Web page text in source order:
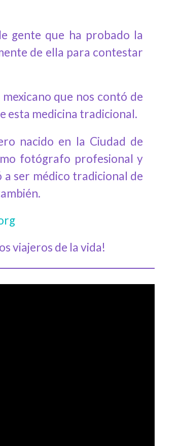
gente que ha probado la
de ella para contestar
que nos contó de
esta medicina tradicional.
nacido en la Ciudad de
fotógrafo profesional y
ser médico tradicional de
viajeros de la vida!